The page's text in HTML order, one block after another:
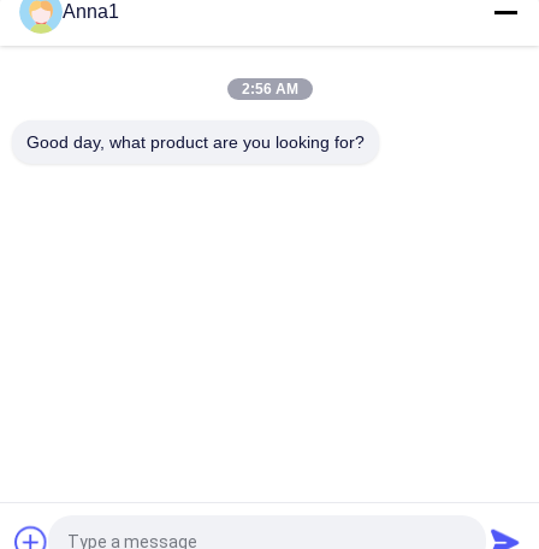
LED Aydınlatma SMD1140 476 Serisi Yavaş Darbe Yüzey
Montaj Pico Sigorta 1A 250VAC 400VDC
Yüksek Gerilim 5.500 Serisi Cam Tüp Sigorta 500V Zaman -
Anna1
2:56 AM
Good day, what product are you looking for?